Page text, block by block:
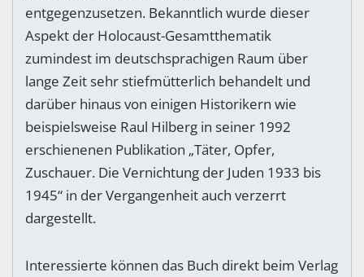
entgegenzusetzen. Bekanntlich wurde dieser
Aspekt der Holocaust-Gesamtthematik
zumindest im deutschsprachigen Raum über
lange Zeit sehr stiefmütterlich behandelt und
darüber hinaus von einigen Historikern wie
beispielsweise Raul Hilberg in seiner 1992
erschienenen Publikation „Täter, Opfer,
Zuschauer. Die Vernichtung der Juden 1933 bis
1945“ in der Vergangenheit auch verzerrt
dargestellt.
Interessierte können das Buch direkt beim Verlag